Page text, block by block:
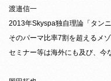
渡邉信一
2013年Skyspa独自理論「タン
そのパーマ比率7割を超えるメ
セミナー等は海外にも及び、今